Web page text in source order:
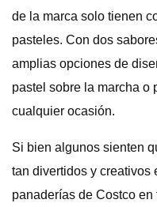
de la marca solo tienen
pasteles. Con dos
amplias opciones de
pastel sobre la marcha o
cualquier ocasión.
Si bien algunos sienten
tan divertidos y creativos
panaderías de Costco